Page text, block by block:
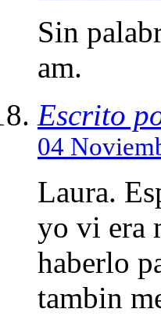
Sin
am.
Escrito
04
Laura.
yo vi era
haberlo
tambin